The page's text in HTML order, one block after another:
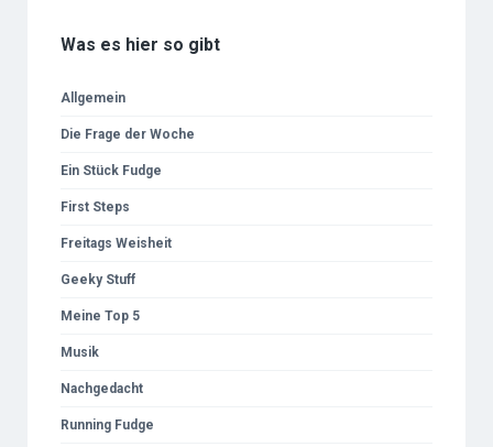
Was es hier so gibt
Allgemein
Die Frage der Woche
Ein Stück Fudge
First Steps
Freitags Weisheit
Geeky Stuff
Meine Top 5
Musik
Nachgedacht
Running Fudge